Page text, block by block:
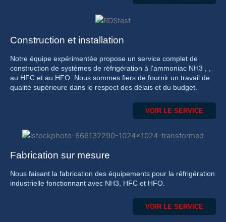
Construction et installation
Notre équipe expérimentée propose un service complet de
construction de systèmes de réfrigération à l'ammoniac NH3 , ,
au HFC et au HFO. Nous sommes fiers de fournir un travail de
qualité supérieure dans le respect des délais et du budget.
VOIR LE SERVICE
Fabrication sur mesure
Nous faisant la fabrication des équipements pour la réfrigération
industrielle fonctionnant avec NH3, HFC et HFO.
VOIR LE SERVICE